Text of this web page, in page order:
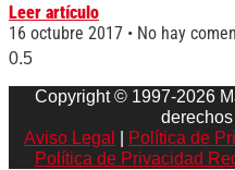
Leer artículo
16 octubre 2017
No hay
Copyright © 1997-2026
Aviso Legal
Política de
Política de Privacidad